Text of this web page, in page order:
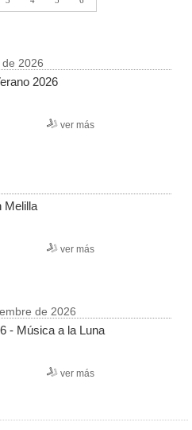
2026
2026
ver más
Melilla
ver más
de 2026
- Música a la Luna
ver más